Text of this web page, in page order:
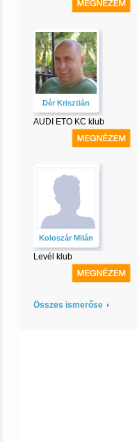
Dér Krisztián
AUDI ETO KC klub
Koloszár Milán
Levél klub
Összes ismerőse